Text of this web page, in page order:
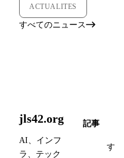
ACTUALITES
すべてのニュース
jls42.org
AI、インフ
ラ、テック
記事
す